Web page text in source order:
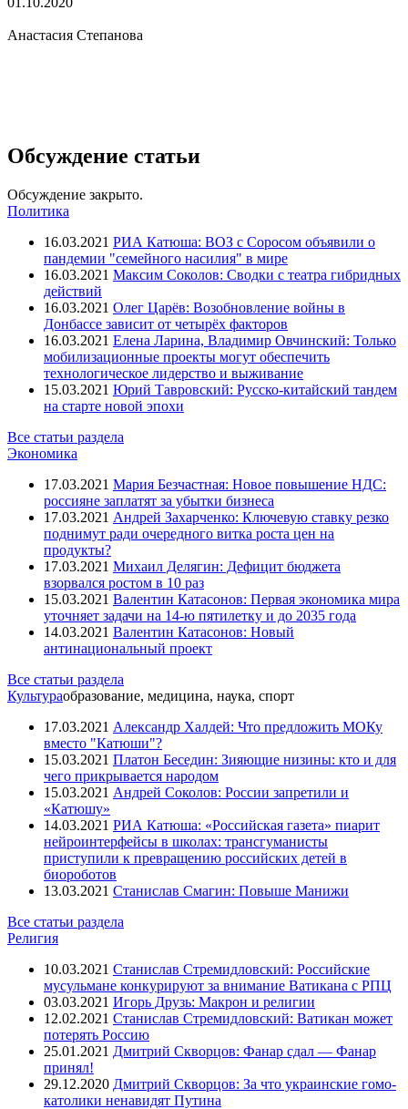
Анастасия Степанова
Обсуждение статьи
Обсуждение закрыто.
Политика
16.03.2021 РИА Катюша: ВОЗ с Соросом объявили о
пандемии "семейного насилия" в мире
16.03.2021 Максим Соколов: Сводки с театра гибридных
действий
16.03.2021 Олег Царёв: Возобновление войны в
Донбассе зависит от четырёх факторов
16.03.2021 Елена Ларина, Владимир Овчинский: Только
мобилизационные проекты могут обеспечить
технологическое лидерство и выживание
15.03.2021 Юрий Тавровский: Русско-китайский тандем
на старте новой эпохи
Все статьи раздела
Экономика
17.03.2021 Мария Безчастная: Новое повышение НДС:
россияне заплатят за убытки бизнеса
17.03.2021 Андрей Захарченко: Ключевую ставку резко
поднимут ради очередного витка роста цен на
продукты?
17.03.2021 Михаил Делягин: Дефицит бюджета
взорвался ростом в 10 раз
15.03.2021 Валентин Катасонов: Первая экономика мира
уточняет задачи на 14-ю пятилетку и до 2035 года
14.03.2021 Валентин Катасонов: Новый
антинациональный проект
Все статьи раздела
Культураобразование, медицина, наука, спорт
17.03.2021 Александр Халдей: Что предложить МОКу
вместо "Катюши"?
15.03.2021 Платон Беседин: Зияющие низины: кто и для
чего прикрывается народом
15.03.2021 Андрей Соколов: России запретили и
«Катюшу»
14.03.2021 РИА Катюша: «Российская газета» пиарит
нейроинтерфейсы в школах: трансгуманисты
приступили к превращению российских детей в
биороботов
13.03.2021 Станислав Смагин: Повыше Манижи
Все статьи раздела
Религия
10.03.2021 Станислав Стремидловский: Российские
мусульмане конкурируют за внимание Ватикана с РПЦ
03.03.2021 Игорь Друзь: Макрон и религии
12.02.2021 Станислав Стремидловский: Ватикан может
потерять Россию
25.01.2021 Дмитрий Скворцов: Фанар сдал — Фанар
принял!
29.12.2020 Дмитрий Скворцов: За что украинские гомо-
католики ненавидят Путина